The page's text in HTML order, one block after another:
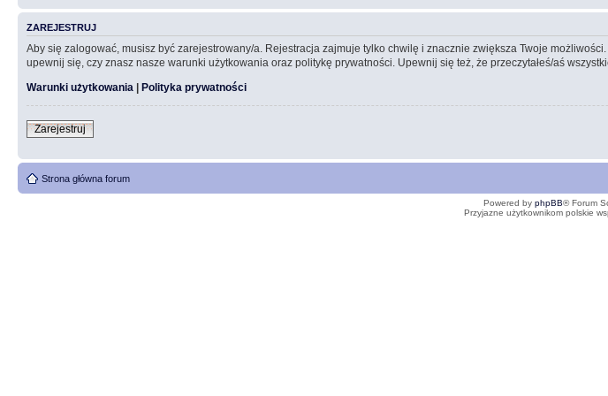
ZAREJESTRUJ
Aby się zalogować, musisz być zarejestrowany/a. Rejestracja zajmuje tylko chwilę i znacznie zwiększa Twoje
upewnij się, czy znasz nasze warunki użytkowania oraz politykę prywatności. Upewnij się też, że przeczytałeś/aś
Warunki użytkowania | Polityka prywatności
Zarejestruj
Strona główna forum
Powered by phpBB® Forum
Przyjazne użytkownikom polskie